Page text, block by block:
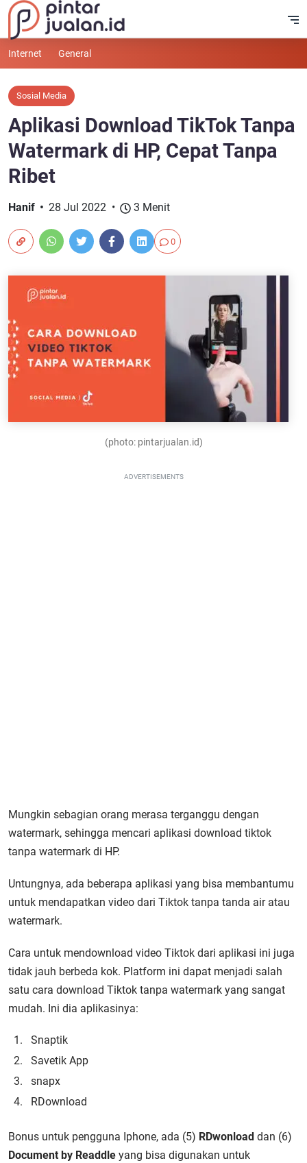
Internet General
Sosial Media
Aplikasi Download TikTok Tanpa
Watermark di HP, Cepat Tanpa
Ribet
Hanif 28 Jul 2022 3 Menit
0
(photo: pintarjualan.id)
ADVERTISEMENTS
Mungkin sebagian orang merasa terganggu dengan
watermark, sehingga mencari aplikasi download tiktok
tanpa watermark di HP.
Untungnya, ada beberapa aplikasi yang bisa membantumu
untuk mendapatkan video dari Tiktok tanpa tanda air atau
watermark.
Cara untuk mendownload video Tiktok dari aplikasi ini juga
tidak jauh berbeda kok. Platform ini dapat menjadi salah
satu cara download Tiktok tanpa watermark yang sangat
mudah. Ini dia aplikasinya:
Snaptik
Savetik App
snapx
RDownload
Bonus untuk pengguna Iphone, ada (5) RDwonload dan (6)
Document by Readdle yang bisa digunakan untuk